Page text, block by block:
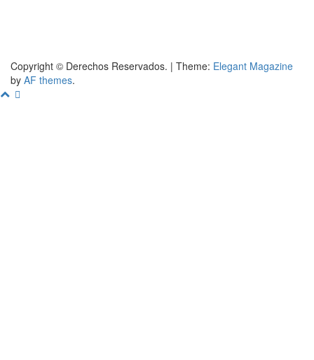
Copyright © Derechos Reservados. | Theme: Elegant Magazine
by AF themes.